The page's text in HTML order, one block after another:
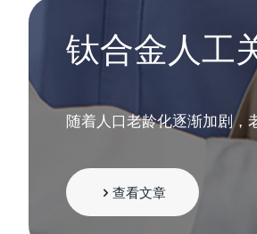
钛合金人工
随着人口老龄化逐渐加剧，
查看文章